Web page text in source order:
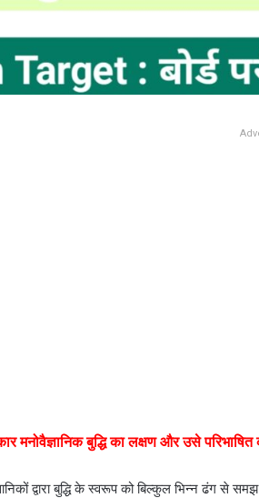
मनोवैज्ञानिक बुद्धि का लक्षण और उसे
द्वारा बुद्धि के स्वरूप को बिल्कुल भिन्न ढंग से